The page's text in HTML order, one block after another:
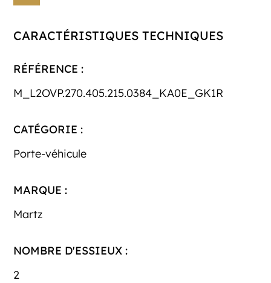
CARACTÉRISTIQUES TECHNIQUES
RÉFÉRENCE :
M_L2OVP.270.405.215.0384_KA0E_GK1R
CATÉGORIE :
Porte-véhicule
MARQUE :
Martz
NOMBRE D'ESSIEUX :
2